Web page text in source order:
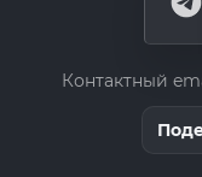
Контактный